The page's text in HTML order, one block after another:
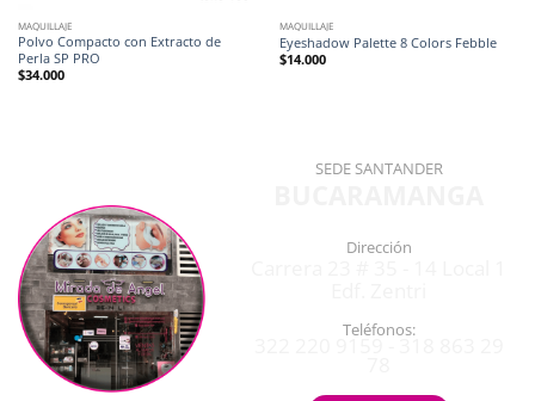
MAQUILLAJE
Polvo Compacto con Extracto de
Perla SP PRO
$34.000
MAQUILLAJE
Eyeshadow Palette 8 Colors Febble
$14.000
SEDE SANTANDER
Dirección
Teléfonos: